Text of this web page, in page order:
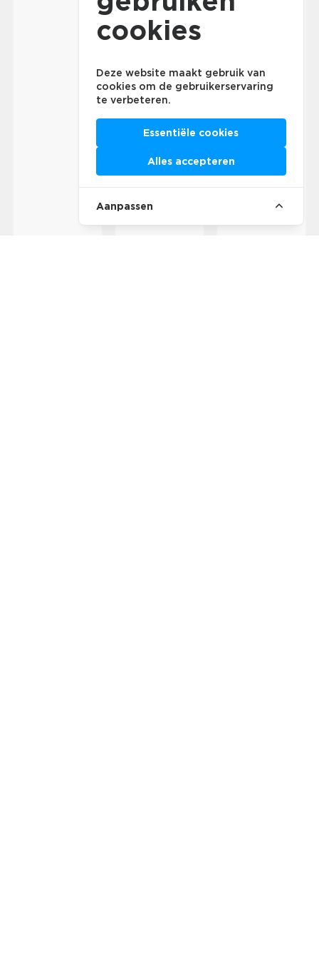
cookies
Deze website maakt gebruik van
cookies om de gebruikerservaring
te verbeteren.
Essentiële cookies
Alles accepteren
Aanpassen